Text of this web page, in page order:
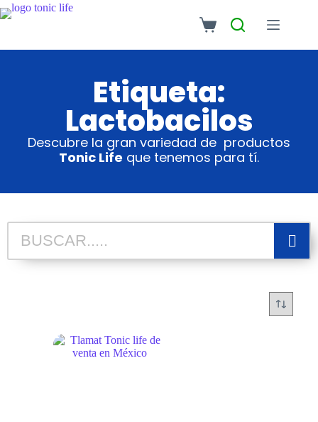
Etiqueta:
Lactobacilos
Descubre la gran variedad de productos
Tonic Life que tenemos para tí.